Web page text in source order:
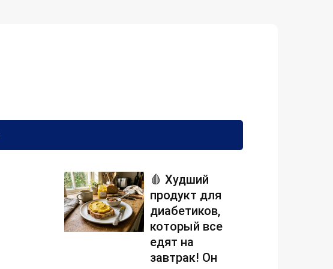
🩸 Худший
продукт для
диабетиков,
который все
едят на
завтрак! Он